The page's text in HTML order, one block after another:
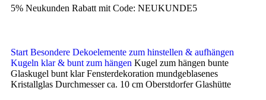
5% Neukunden Rabatt mit Code: NEUKUNDE5
Start Besondere Dekoelemente zum hinstellen & aufhängen
Kugeln klar & bunt zum hängen Kugel zum hängen bunte
Glaskugel bunt klar Fensterdekoration mundgeblasenes
Kristallglas Durchmesser ca. 10 cm Oberstdorfer Glashütte